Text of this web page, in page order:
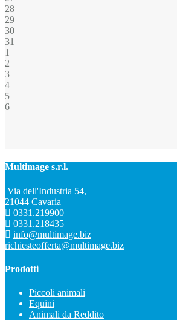
28
29
30
31
1
2
3
4
5
6
Multimage s.r.l.
Via dell'Industria 54,
21044 Cavaria
0331.219900
0331.218435
info@multimage.biz
richiesteofferta@multimage.biz
Prodotti
Piccoli animali
Equini
Animali da Reddito